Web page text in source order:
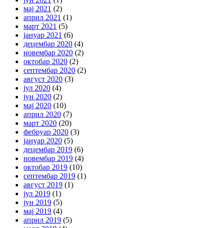
мај 2021 (2)
април 2021 (1)
март 2021 (5)
јануар 2021 (6)
децембар 2020 (4)
новембар 2020 (2)
октобар 2020 (2)
септембар 2020 (2)
август 2020 (3)
јул 2020 (4)
јун 2020 (2)
мај 2020 (10)
април 2020 (7)
март 2020 (20)
фебруар 2020 (3)
јануар 2020 (5)
децембар 2019 (6)
новембар 2019 (4)
октобар 2019 (10)
септембар 2019 (1)
август 2019 (1)
јул 2019 (1)
јун 2019 (5)
мај 2019 (4)
април 2019 (5)